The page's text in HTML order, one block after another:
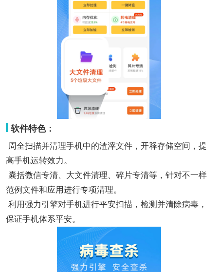
软件特色：
周全扫描并清理手机中的渣滓文件，开释存储空间，提
高手机运转效力。
囊括微信专清、大文件清理、碎片专清等，针对不一样
范例文件和应用进行专项清理。
利用强力引擎对手机进行平安扫描，检测并清除病毒，
保证手机体系平安。